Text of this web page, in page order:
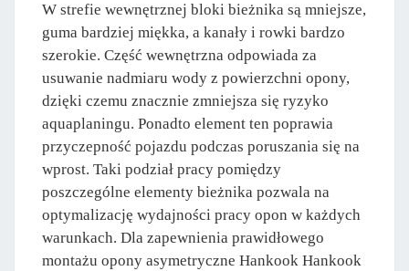
W strefie wewnętrznej bloki bieżnika są mniejsze,
guma bardziej miękka, a kanały i rowki bardzo
szerokie. Część wewnętrzna odpowiada za
usuwanie nadmiaru wody z powierzchni opony,
dzięki czemu znacznie zmniejsza się ryzyko
aquaplaningu. Ponadto element ten poprawia
przyczepność pojazdu podczas poruszania się na
wprost. Taki podział pracy pomiędzy
poszczególne elementy bieżnika pozwala na
optymalizację wydajności pracy opon w każdych
warunkach. Dla zapewnienia prawidłowego
montażu opony asymetryczne Hankook Hankook